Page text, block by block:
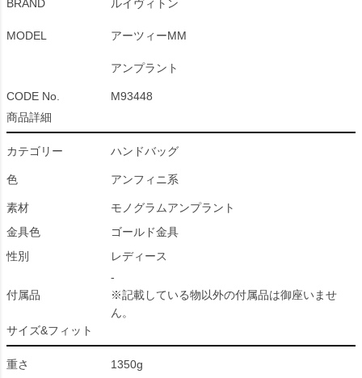
BRAND ルイヴィトン
MODEL アーツィーMM
アンプラント
CODE No.
M93448
商品詳細
カテゴリー ハンドバッグ
色 アンフィニ系
素材
モノグラムアンプラント
金具色
ゴールド金具
性別
レディース
付属品
-
※記載している物以外の付属品は御座いませ
ん。
サイズ&フィット
重さ
1350g